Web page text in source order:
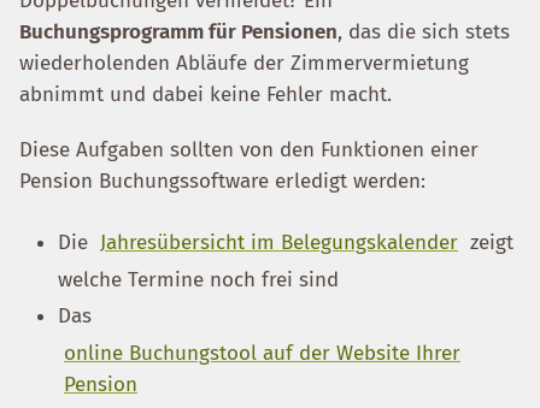
Buchungsprogramm für Pensionen, das die sich stets
wiederholenden Abläufe der Zimmervermietung
abnimmt und dabei keine Fehler macht.
Diese Aufgaben sollten von den Funktionen einer
Pension Buchungssoftware erledigt werden:
Die Jahresübersicht im Belegungskalender zeigt
welche Termine noch frei sind
Das
online Buchungstool auf der Website Ihrer
Pension